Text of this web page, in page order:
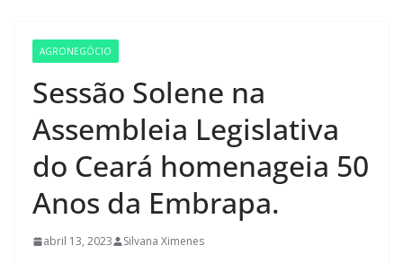
AGRONEGÓCIO
Sessão Solene na
Assembleia Legislativa
do Ceará homenageia 50
Anos da Embrapa.
abril 13, 2023 Silvana Ximenes